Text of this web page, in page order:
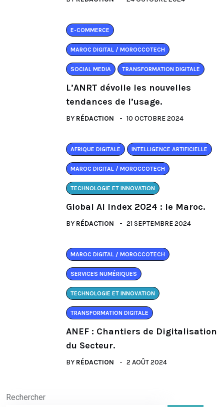
E-COMMERCE
MAROC DIGITAL / MOROCCOTECH
SOCIAL MEDIA TRANSFORMATION DIGITALE
L’ANRT dévoile les nouvelles
tendances de l’usage.
BY RÉDACTION 10 OCTOBRE 2024
AFRIQUE DIGITALE INTELLIGENCE ARTIFICIELLE
MAROC DIGITAL / MOROCCOTECH
TECHNOLOGIE ET INNOVATION
Global AI Index 2024 : le Maroc.
BY RÉDACTION 21 SEPTEMBRE 2024
MAROC DIGITAL / MOROCCOTECH
SERVICES NUMÉRIQUES
TECHNOLOGIE ET INNOVATION
TRANSFORMATION DIGITALE
ANEF : Chantiers de Digitalisation
du Secteur.
BY RÉDACTION 2 AOÛT 2024
Rechercher